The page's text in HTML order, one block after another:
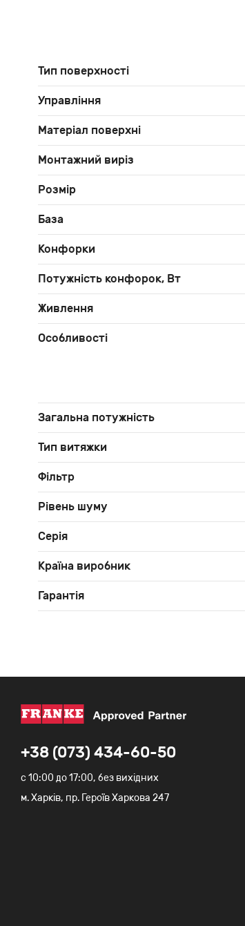
Тип поверхності
Управління
Матеріал поверхні
Монтажний виріз
Розмір
База
Конфорки
Потужність конфорок, Вт
Живлення
Особливості
Загальна потужність
Тип витяжки
Фільтр
Рівень шуму
Серія
Країна виробник
Гарантія
+38 (073) 434-60-50
c 10:00 до 17:00, без вихідних
м. Харків, пр. Героїв Харкова 247